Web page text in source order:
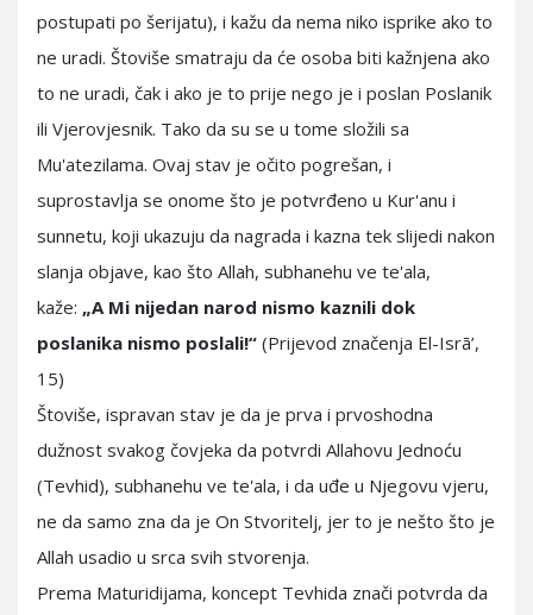
postupati po šerijatu), i kažu da nema niko isprike ako to
ne uradi. Štoviše smatraju da će osoba biti kažnjena ako
to ne uradi, čak i ako je to prije nego je i poslan Poslanik
ili Vjerovjesnik. Tako da su se u tome složili sa
Mu'atezilama. Ovaj stav je očito pogrešan, i
suprostavlja se onome što je potvrđeno u Kur'anu i
sunnetu, koji ukazuju da nagrada i kazna tek slijedi nakon
slanja objave, kao što Allah, subhanehu ve te'ala,
kaže: „A Mi nijedan narod nismo kaznili dok
poslanika nismo poslali!“ (Prijevod značenja El-Isrā’,
15)
Štoviše, ispravan stav je da je prva i prvoshodna
dužnost svakog čovjeka da potvrdi Allahovu Jednoću
(Tevhid), subhanehu ve te'ala, i da uđe u Njegovu vjeru,
ne da samo zna da je On Stvoritelj, jer to je nešto što je
Allah usadio u srca svih stvorenja.
Prema Maturidijama, koncept Tevhida znači potvrda da